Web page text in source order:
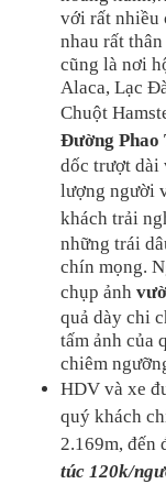
với rất nhiều
nhau rất
cũng là nơi
Alaca, Lạc
Chuột
Đường
dốc trượt dài
lượng người
khách trải
những trái
chín mọng.
chụp ảnh
quả dày chi
tấm ảnh của
chiêm
HDV và xe
quý khách
2.169m, đến
túc 120k/